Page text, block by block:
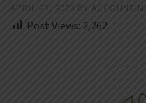
APRIL 23, 2020 BY
Post Views: 2,262